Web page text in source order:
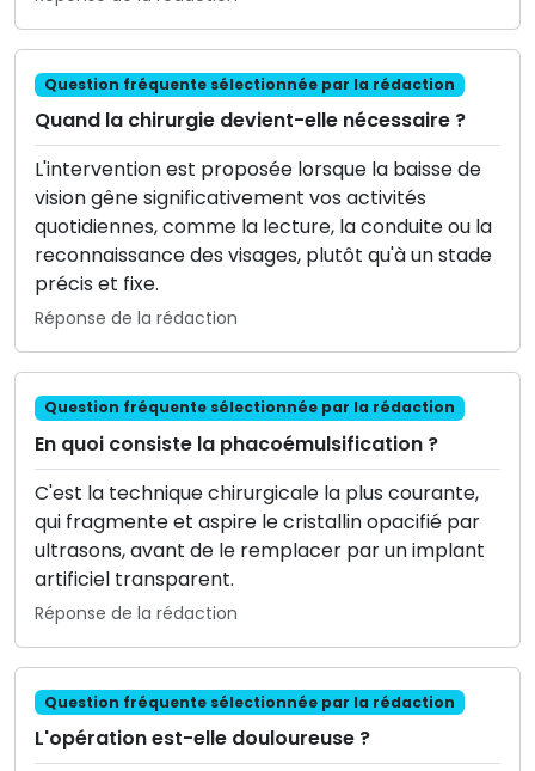
Question fréquente sélectionnée par la rédaction
Quand la chirurgie devient-elle nécessaire ?
L'intervention est proposée lorsque la baisse de
vision gêne significativement vos activités
quotidiennes, comme la lecture, la conduite ou la
reconnaissance des visages, plutôt qu'à un stade
précis et fixe.
Réponse de la rédaction
Question fréquente sélectionnée par la rédaction
En quoi consiste la phacoémulsification ?
C'est la technique chirurgicale la plus courante,
qui fragmente et aspire le cristallin opacifié par
ultrasons, avant de le remplacer par un implant
artificiel transparent.
Réponse de la rédaction
Question fréquente sélectionnée par la rédaction
L'opération est-elle douloureuse ?